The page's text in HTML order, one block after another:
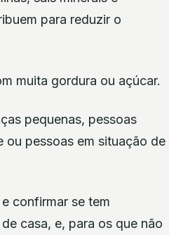
para reduzir o
muita gordura ou açúcar.
pequenas, pessoas
ou pessoas em situação de
confirmar se tem
casa, e, para os que não